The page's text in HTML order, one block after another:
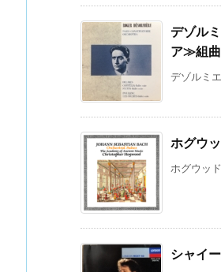
デゾル
ア≫組
デゾルミ
ホグウ
ホグウッ
シャイ